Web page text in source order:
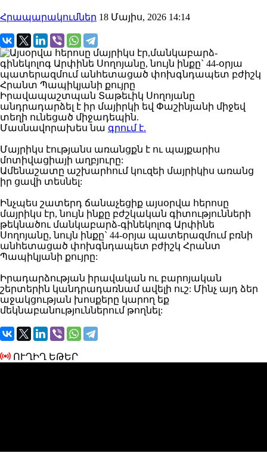
Հրապարակումներ 18 Մայիս, 2026 14:14
Իրավապաշտպան Տաթեւիկ Սողոյանը
անդրադարձել է իր մայիրկի եվ Փաշինյանի միջեվ
տեղի ունեցած միջադեպին.
Մասնավորախես նա գրում է.
Մայրիկս էությանս առանցքն է ու պայքարիս
մոտիվացիայի աղբյուրը:
Ամենաշատը աշխարհում կուզեի մայրիկիս առանց
իր ցավի տեսնել:
Ինչպես շատերդ ճանաչեցիք այսօրվա հերոսը
մայրիկս էր, նույն ինքը բժշկական գիտությունների
թեկնածու մանկաբարձ-գինեկոլոգ Արփինե
Սողոյանը, նույն ինքը` 44-օրյա պատերազմում բռնի
անհետացած փոխգնդապետ բժիշկ Հրանտ
Պապիկյանի քույրը:
Իրադարձության իրավական ու բարոյական
շերտերին կանդրադառնամ ավելի ուշ: Մինչ այդ ձեր
աջակցության խոսքերը կարող եք
մեկնաբանություններում թողնել:
ՈՒՂԻՂ ԵԹԵՐ